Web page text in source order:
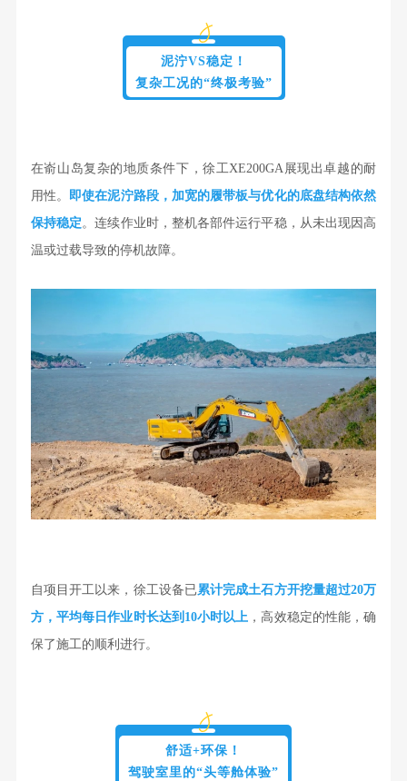
泥泞VS稳定！
复杂工况的“终极考验”
在嵛山岛复杂的地质条件下，徐工XE200GA展现出卓越的耐
用性。即使在泥泞路段，加宽的履带板与优化的底盘结构依然
保持稳定。连续作业时，整机各部件运行平稳，从未出现因高
温或过载导致的停机故障。
自项目开工以来，徐工设备已累计完成土石方开挖量超过20万
方，平均每日作业时长达到10小时以上 ，高效稳定的性能，确
保了施工的顺利进行。
舒适+环保！
驾驶室里的“头等舱体验”